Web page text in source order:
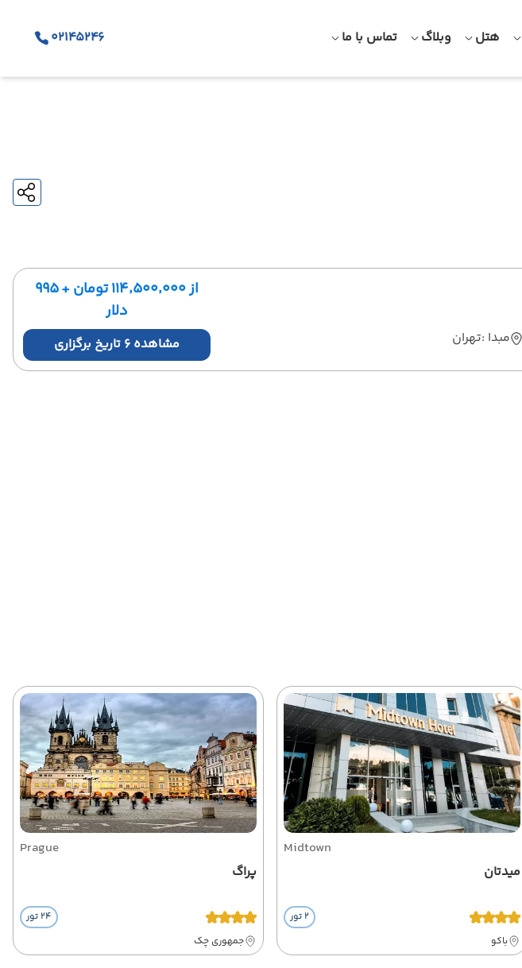
هتل وبلاگ تماس با ما 02145246
مبدا :تهران
از ۱۱۴٬۵۰۰٬۰۰۰ تومان + ۹۹۵
دلار
مشاهده 6 تاریخ برگزاری
Midtown
میدتان
2 تور
باکو
Prague
پراگ
24 تور
جمهوری چک